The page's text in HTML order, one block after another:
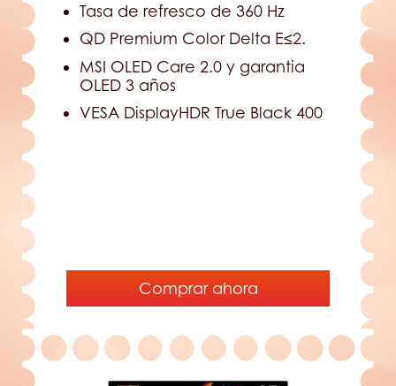
Tasa de refresco de 360 Hz
QD Premium Color Delta E≤2.
MSI OLED Care 2.0 y garantia
OLED 3 años
VESA DisplayHDR True Black 400
Comprar ahora